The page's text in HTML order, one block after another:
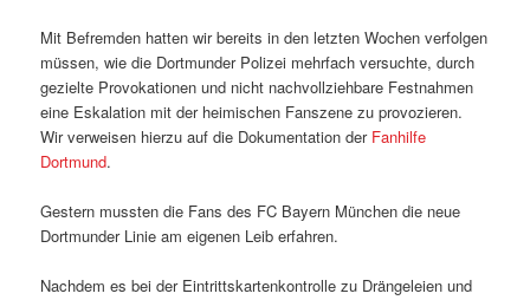
Mit Befremden hatten wir bereits in den letzten Wochen verfolgen
müssen, wie die Dortmunder Polizei mehrfach versuchte, durch
gezielte Provokationen und nicht nachvollziehbare Festnahmen
eine Eskalation mit der heimischen Fanszene zu provozieren.
Wir verweisen hierzu auf die Dokumentation der Fanhilfe
Dortmund.
Gestern mussten die Fans des FC Bayern München die neue
Dortmunder Linie am eigenen Leib erfahren.
Nachdem es bei der Eintrittskartenkontrolle zu Drängeleien und